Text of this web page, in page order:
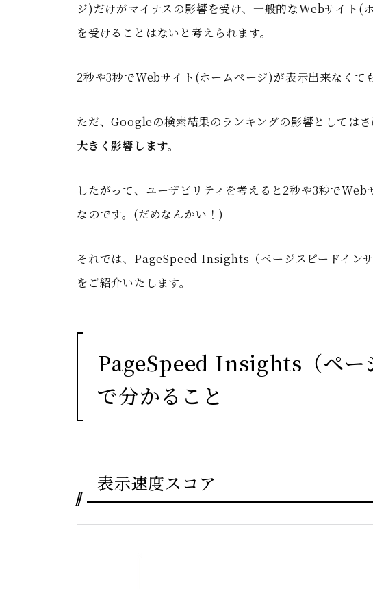
ジ)だけがマイナスの影響を受け、一般的なWebサイト(
を受けることはないと考えられます。
2秒や3秒でWebサイト(ホームぺージ)が表示出来なくて
ただ、Googleの検索結果のランキングの影響としてはさ
大きく影響します。
したがって、ユーザビリティを考えると2秒や3秒で
なのです。(だめなんかい！)
それでは、PageSpeed Insights（ページスピードイン
をご紹介いたします。
PageSpeed Insights（ペー
で分かること
表示速度スコア